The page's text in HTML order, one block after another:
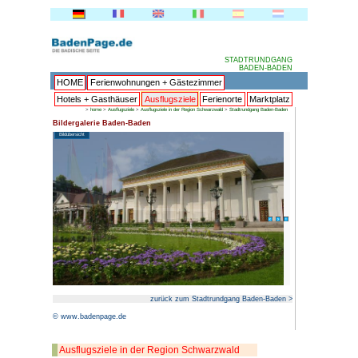
HOME Ferienwohnungen +
Hotels + Gasthäuser
>home>Ausflugsziele>
Bildergalerie Baden-Baden
Bildübersicht